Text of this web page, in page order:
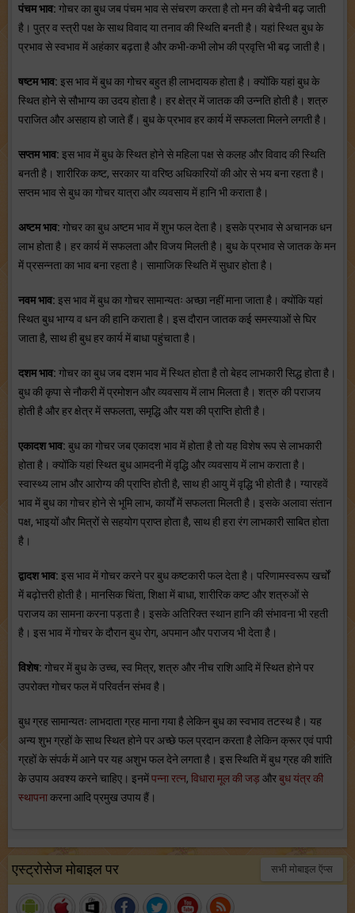
पंचम भाव: गोचर का बुध जब पंचम भाव से संचरण करता है तो मन की बेचैनी बढ़ जाती
है। पुत्र व स्त्री पक्ष के साथ विवाद या तनाव की स्थिति बनती है। यहां स्थित बुध के
प्रभाव से स्वभाव में अहंकार बढ़ता है और कभी-कभी लोभ की प्रवृत्ति भी बढ़ जाती है।
षष्टम भाव: इस भाव में बुध का गोचर बहुत ही लाभदायक होता है। क्योंकि यहां बुध के
स्थित होने से सौभाग्य का उदय होता है। हर क्षेत्र में जातक की उन्नति होती है। शत्रु
पराजित और असहाय हो जाते हैं। बुध के प्रभाव हर कार्य में सफलता मिलने लगती है।
सप्तम भाव: इस भाव में बुध के स्थित होने से महिला पक्ष से कलह और विवाद की स्थिति
बनती है। शारीरिक कष्ट, सरकार या वरिष्ठ अधिकारियों की ओर से भय बना रहता है।
सप्तम भाव से बुध का गोचर यात्रा और व्यवसाय में हानि भी कराता है।
अष्टम भाव: गोचर का बुध अष्टम भाव में शुभ फल देता है। इसके प्रभाव से अचानक धन
लाभ होता है। हर कार्य में सफलता और विजय मिलती है। बुध के प्रभाव से जातक के मन
में प्रसन्नता का भाव बना रहता है। सामाजिक स्थिति में सुधार होता है।
नवम भाव: इस भाव में बुध का गोचर सामान्यतः अच्छा नहीं माना जाता है। क्योंकि यहां
स्थित बुध भाग्य व धन की हानि कराता है। इस दौरान जातक कई समस्याओं से घिर
जाता है, साथ ही बुध हर कार्य में बाधा पहुंचाता है।
दशम भाव: गोचर का बुध जब दशम भाव में स्थित होता है तो बेहद लाभकारी सिद्ध होता है।
बुध की कृपा से नौकरी में प्रमोशन और व्यवसाय में लाभ मिलता है। शत्रु की पराजय
होती है और हर क्षेत्र में सफलता, समृद्धि और यश की प्राप्ति होती है।
एकादश भाव: बुध का गोचर जब एकादश भाव में होता है तो यह विशेष रूप से लाभकारी
होता है। क्योंकि यहां स्थित बुध आमदनी में वृद्धि और व्यवसाय में लाभ कराता है।
स्वास्थ्य लाभ और आरोग्य की प्राप्ति होती है, साथ ही आयु में वृद्धि भी होती है। ग्यारहवें
भाव में बुध का गोचर होने से भूमि लाभ, कार्यों में सफलता मिलती है। इसके अलावा संतान
पक्ष, भाइयों और मित्रों से सहयोग प्राप्त होता है, साथ ही हरा रंग लाभकारी साबित होता
है।
द्वादश भाव: इस भाव में गोचर करने पर बुध कष्टकारी फल देता है। परिणामस्वरूप खर्चों
में बढ़ोत्तरी होती है। मानसिक चिंता, शिक्षा में बाधा, शारीरिक कष्ट और शत्रुओं से
पराजय का सामना करना पड़ता है। इसके अतिरिक्त स्थान हानि की संभावना भी रहती
है। इस भाव में गोचर के दौरान बुध रोग, अपमान और पराजय भी देता है।
विशेष: गोचर में बुध के उच्च, स्व मित्र, शत्रु और नीच राशि आदि में स्थित होने पर
उपरोक्त गोचर फल में परिवर्तन संभव है।
बुध ग्रह सामान्यतः लाभदाता ग्रह माना गया है लेकिन बुध का स्वभाव तटस्थ है। यह
अन्य शुभ ग्रहों के साथ स्थित होने पर अच्छे फल प्रदान करता है लेकिन क्रूर एवं पापी
ग्रहों के संपर्क में आने पर यह अशुभ फल देने लगता है। इस स्थिति में बुध ग्रह की शांति
के उपाय अवश्य करने चाहिए। इनमेंपन्ना रत्न, विधारा मूल की जड़औरबुध यंत्र की
स्थापनाकरना आदि प्रमुख उपाय हैं।
एस्ट्रोसेज मोबाइल पर सभी मोबाइल ऍप्स